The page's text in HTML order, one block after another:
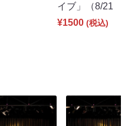
イブ」（8/21
¥1500 (税込)